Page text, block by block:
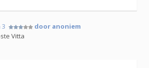
door anoniem
Vitta